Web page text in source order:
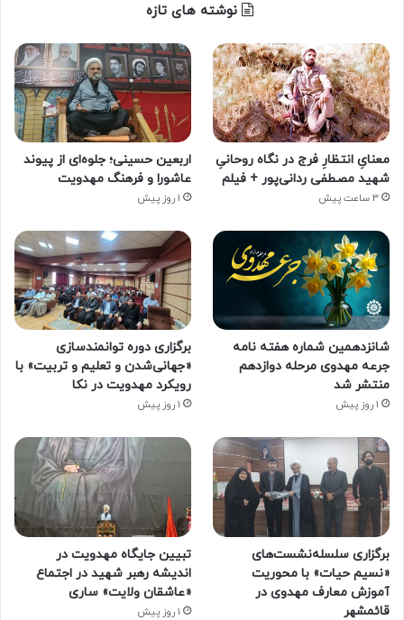
نوشته های تازه
معنایِ انتظارِ فرج در نگاه روحانیِ
شهید مصطفی ردانی‌پور + فیلم
3 ساعت پیش
اربعین حسینی؛ جلوه‌ای از پیوند
عاشورا و فرهنگ مهدویت
1 روز پیش
شانزدهمین شماره هفته‌ نامه
جرعه مهدوی مرحله دوازدهم
منتشر شد
1 روز پیش
برگزاری دوره توانمندسازی
«جهانی‌شدن و تعلیم و تربیت» با
رویکرد مهدویت در نکا
1 روز پیش
برگزاری سلسله‌نشست‌های
«نسیم حیات» با محوریت
آموزش معارف مهدوی در
قائمشهر
تبیین جایگاه مهدویت در
اندیشه رهبر شهید در اجتماع
«عاشقان ولایت» ساری
1 روز پیش